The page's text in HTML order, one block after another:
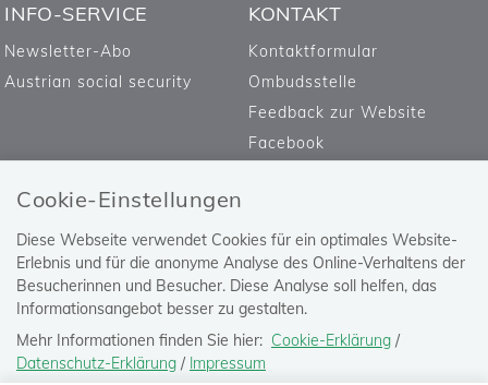
Cookie-Einstellungen
Diese Webseite verwendet Cookies für ein optimales Website-
Erlebnis und für die anonyme Analyse des Online-Verhaltens der
Besucherinnen und Besucher. Diese Analyse soll helfen, das
Informationsangebot besser zu gestalten.
Mehr Informationen finden Sie hier: Cookie-Erklärung /
Datenschutz-Erklärung / Impressum
INFO-SERVICE
Newsletter-Abo
Austrian social security
KONTAKT
Kontaktformular
Ombudsstelle
Feedback zur Website
Facebook